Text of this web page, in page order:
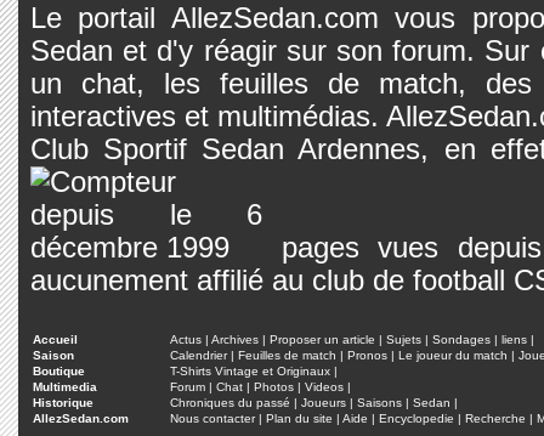
Le portail AllezSedan.com vous
Sedan et d'y réagir sur son forum.
un chat, les feuilles de match, des
interactives et multimédias.
Club Sportif Sedan Ardennes, en
pages vues
aucunement affilié au club de football
Accueil Actus | Archives | Proposer un article | Sujets | Sondages | liens |
Saison
Calendrier| Feuilles de match | Pronos | Le joueur du match |
Boutique
T-Shirts Vintage et Originaux |
Multimedia
Forum | Chat | Photos | Videos |
Historique
Chroniques du passé | Joueurs | Saisons | Sedan |
AllezSedan.com
Nous contacter| Plan du site | Aide | Encyclopedie | Recherche |